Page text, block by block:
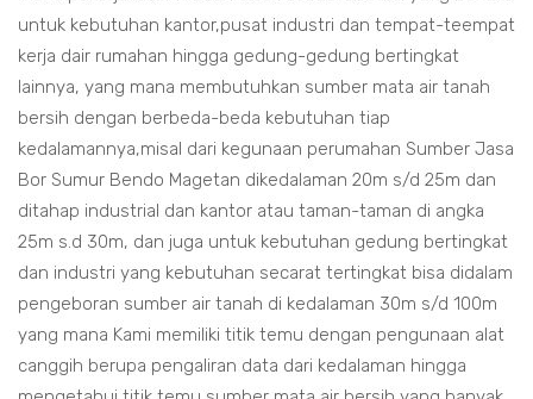
untuk kebutuhan kantor,pusat industri dan tempat-teempat
kerja dair rumahan hingga gedung-gedung bertingkat
lainnya, yang mana membutuhkan sumber mata air tanah
bersih dengan berbeda-beda kebutuhan tiap
kedalamannya,misal dari kegunaan perumahan Sumber Jasa
Bor Sumur Bendo Magetan dikedalaman 20m s/d 25m dan
ditahap industrial dan kantor atau taman-taman di angka
25m s.d 30m, dan juga untuk kebutuhan gedung bertingkat
dan industri yang kebutuhan secarat tertingkat bisa didalam
pengeboran sumber air tanah di kedalaman 30m s/d 100m
yang mana Kami memiliki titik temu dengan pengunaan alat
canggih berupa pengaliran data dari kedalaman hingga